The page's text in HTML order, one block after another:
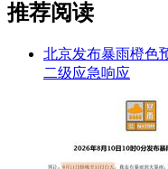
推荐阅读
北京发布暴雨橙色
二级应急响应